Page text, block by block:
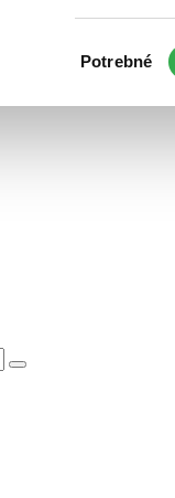
súhlasu
Potrebné